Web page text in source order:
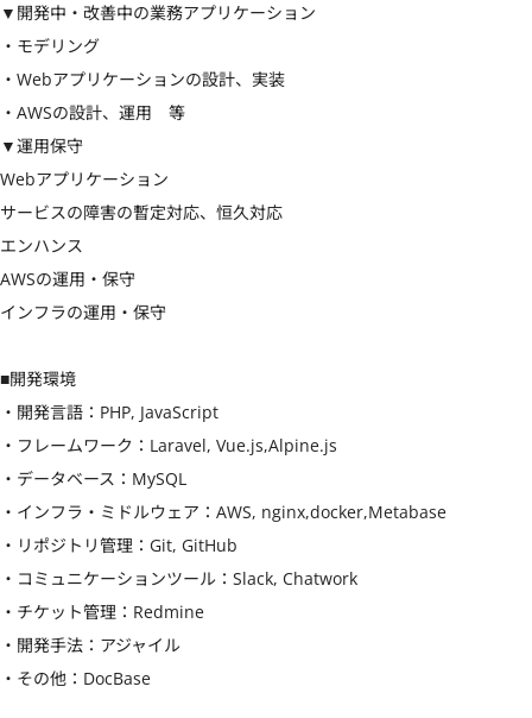
▼開発中・改善中の業務アプリケーション
・モデリング
・Webアプリケーションの設計、実装
・AWSの設計、運用　等
▼運用保守
Webアプリケーション
サービスの障害の暫定対応、恒久対応
エンハンス
AWSの運用・保守
インフラの運用・保守
■開発環境
・開発言語：PHP, JavaScript
・フレームワーク：Laravel, Vue.js,Alpine.js
・データベース：MySQL
・インフラ・ミドルウェア：AWS, nginx,docker,Metabase
・リポジトリ管理：Git, GitHub
・コミュニケーションツール：Slack, Chatwork
・チケット管理：Redmine
・開発手法：アジャイル
・その他：DocBase